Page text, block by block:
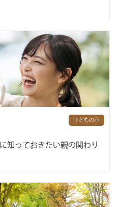
子どもの心
知っておきたい親の関わり